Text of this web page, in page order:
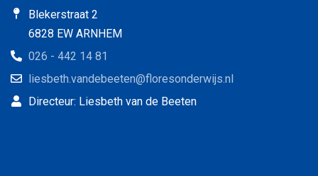
Blekerstraat 2
6828 EW ARNHEM
026 - 442 14 81
liesbeth.vandebeeten@floresonderwijs.nl
Directeur: Liesbeth van de Beeten